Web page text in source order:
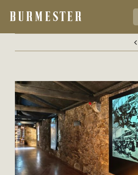
content
View
Larger
Image